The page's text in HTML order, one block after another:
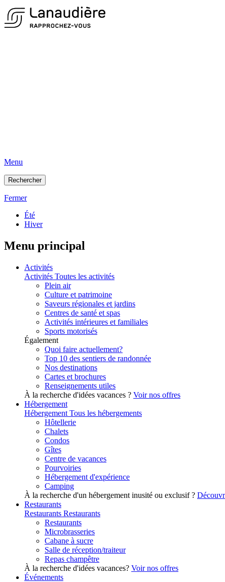
Menu
Rechercher
Fermer
Été
Hiver
Menu principal
Activités
Activités Toutes les activités
Plein air
Culture et patrimoine
Saveurs régionales et jardins
Centres de santé et spas
Activités intérieures et familiales
Sports motorisés
Également
Quoi faire actuellement?
Top 10 des sentiers de randonnée
Nos destinations
Cartes et brochures
Renseignements utiles
À la recherche d'idées vacances ? Voir nos offres
Hébergement
Hébergement Tous les hébergements
Hôtellerie
Chalets
Condos
Gîtes
Centre de vacances
Pourvoiries
Hébergement d'expérience
Camping
À la recherche d'un hébergement inusité ou exclusif ?
Restaurants
Restaurants Restaurants
Restaurants
Microbrasseries
Cabane à sucre
Salle de réception/traiteur
Repas champêtre
À la recherche d'idées vacances? Voir nos offres
Événements